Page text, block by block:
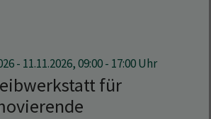
für
- 11.11.2026, 09:00 - 17:00 Uhr